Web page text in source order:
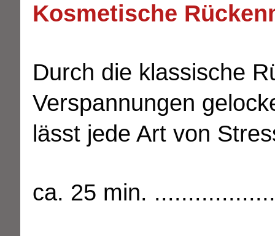
Kosmetische
Durch die klassische
Verspannungen
lässt jede Art von
ca. 25 min.